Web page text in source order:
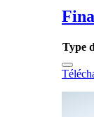
Type